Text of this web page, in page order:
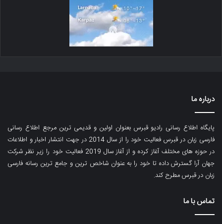
درباره ما
پایگاه اطلاع رسانی رادیو قبرس بعنوان اولین و قدیمی ترین مرجع اطلاع رسانی
فارسی زبان در قبرس فعالیت خود را از سال 2014 در جهت انتشار اخبار و اطلاعات
در حوزه های مختلف آغاز کرده و از آغاز سال 2019 فعالیت خود را زیر نظر شرکت
جهان آرا گسترش داده تا خود را به عنوان شاخص ترین و جامع ترین رسانه فارسی
زبان در قبرس مطرح کند.
تماس با ما